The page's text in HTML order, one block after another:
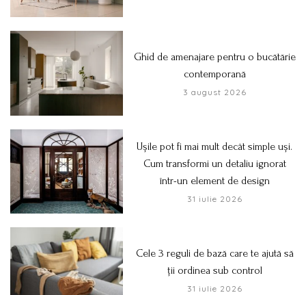
Ghid de amenajare pentru o bucătărie
contemporană
3 august 2026
Ușile pot fi mai mult decât simple uși.
Cum transformi un detaliu ignorat
într-un element de design
31 iulie 2026
Cele 3 reguli de bază care te ajută să
ții ordinea sub control
31 iulie 2026